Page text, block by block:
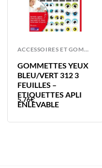
ACCESSOIRES ET GOMMETTES
GOMMETTES YEUX
BLEU/VERT 312 3
FEUILLES –
ETIQUETTES APLI
ENLEVABLE
5,76€